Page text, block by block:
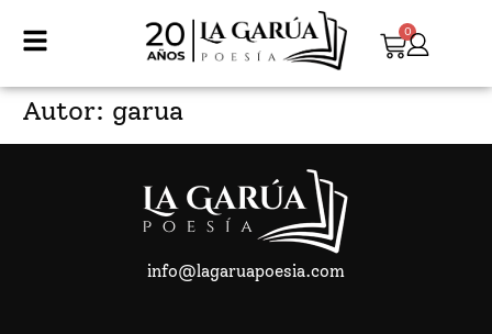
0
Autor: garua
info@lagaruapoesia.com